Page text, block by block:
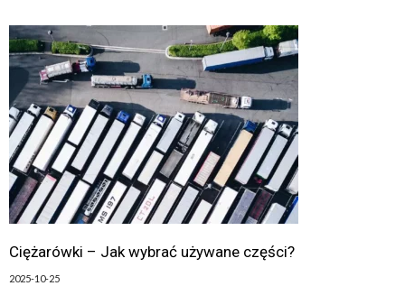
Ciężarówki – Jak wybrać używane części?
2025-10-25